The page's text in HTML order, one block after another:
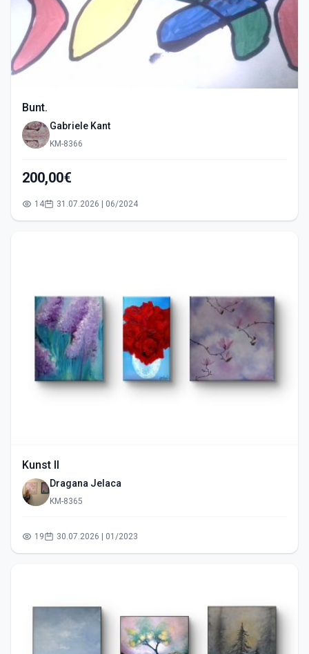
Bunt.
Gabriele Kant
KM-8366
200,00€
14 31.07.2026 | 06/2024
Kunst II
Dragana Jelaca
KM-8365
19 30.07.2026 | 01/2023